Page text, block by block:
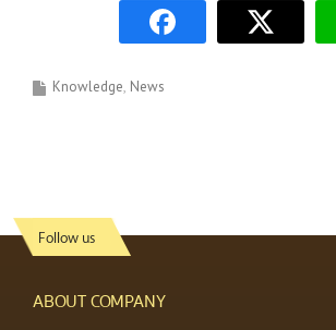
Knowledge News
Follow us
ABOUT COMPANY